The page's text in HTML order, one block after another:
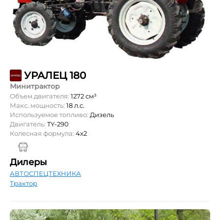
УРАЛЕЦ 180
Минитрактор
Объем двигателя: 1272 см³
Макс. мощность: 18 л.с.
Используемое топливо: Дизель
Двигатель: TY-290
Колесная формула: 4x2
Дилеры
АВТОСПЕЦТЕХНИКА
Трактор